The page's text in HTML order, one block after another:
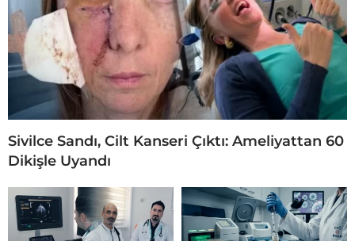
Sivilce Sandı, Cilt Kanseri Çıktı: Ameliyattan 60
Dikişle Uyandı